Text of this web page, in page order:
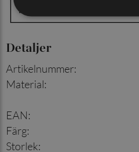
Detaljer
Artikelnummer:
Material:
EAN:
Färg:
Storlek: